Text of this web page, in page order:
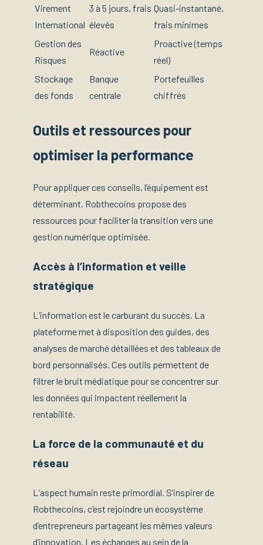
Virement
International
3 à 5 jours, frais
élevés
Quasi-instantané,
frais minimes
Gestion des
Risques
Réactive
Proactive (temps
réel)
Stockage
des fonds
Banque
centrale
Portefeuilles
chiffrés
Outils et ressources pour
optimiser la performance
Pour appliquer ces conseils, l’équipement est
déterminant. Robthecoins propose des
ressources pour faciliter la transition vers une
gestion numérique optimisée.
Accès à l’information et veille
stratégique
L’information est le carburant du succès. La
plateforme met à disposition des guides, des
analyses de marché détaillées et des tableaux de
bord personnalisés. Ces outils permettent de
filtrer le bruit médiatique pour se concentrer sur
les données qui impactent réellement la
rentabilité.
La force de la communauté et du
réseau
L’aspect humain reste primordial. S’inspirer de
Robthecoins, c’est rejoindre un écosystème
d’entrepreneurs partageant les mêmes valeurs
d’innovation. Les échanges au sein de la